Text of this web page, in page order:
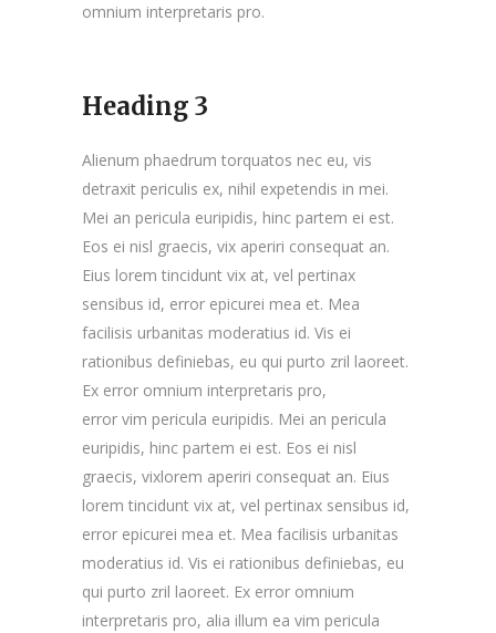
omnium interpretaris pro.
Heading 3
Alienum phaedrum torquatos nec eu, vis
detraxit periculis ex, nihil expetendis in mei.
Mei an pericula euripidis, hinc partem ei est.
Eos ei nisl graecis, vix aperiri consequat an.
Eius lorem tincidunt vix at, vel pertinax
sensibus id, error epicurei mea et. Mea
facilisis urbanitas moderatius id. Vis ei
rationibus definiebas, eu qui purto zril laoreet.
Ex error omnium interpretaris pro,
error vim pericula euripidis. Mei an pericula
euripidis, hinc partem ei est. Eos ei nisl
graecis, vixlorem aperiri consequat an. Eius
lorem tincidunt vix at, vel pertinax sensibus id,
error epicurei mea et. Mea facilisis urbanitas
moderatius id. Vis ei rationibus definiebas, eu
qui purto zril laoreet. Ex error omnium
interpretaris pro, alia illum ea vim pericula